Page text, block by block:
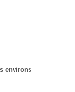
environs